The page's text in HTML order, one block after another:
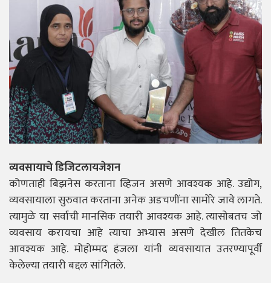
व्यवसायाचे डिजिटलायजेशन
कोणताही बिझनेस करताना व्हिजन असणे आवश्यक आहे. उद्योग,
व्यवसायाला सुरुवात करताना अनेक अडचणींना सामोरे जावे लागते.
त्यामुळे या सर्वाची मानसिक तयारी आवश्यक आहे. त्यासोबतच जो
व्यवसाय करायचा आहे त्याचा अभ्यास असणे देखील तितकेच
आवश्यक आहे. मोहोम्मद हंजला यांनी व्यवसायात उतरण्यापूर्वी
केलेल्या तयारी बद्दल सांगितले.